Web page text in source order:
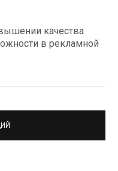
качества
в рекламной